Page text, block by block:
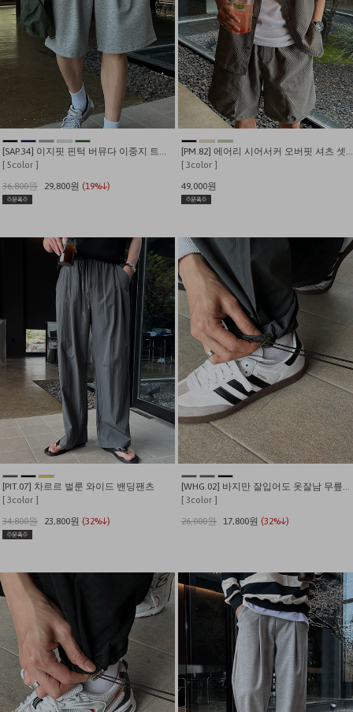
[SAP.34] 이지핏 핀턱 버뮤다 이중지 트레이닝 쇼츠
[ 5color ]
36,800원
29,800원 (19%↓)
[PM.82] 에어리 시어서커 오버핏 셔츠 셋업
[ 3color ]
49,000원
[PIT.07] 차르르 벌룬 와이드 밴딩팬츠
[ 3color ]
34,800원
23,800원 (32%↓)
[WHG.02] 바지만 잘입어도 옷잘남 무릎핀턱 스트링 와이드 팬츠
[ 3color ]
26,000원 17,800원 (32%↓)